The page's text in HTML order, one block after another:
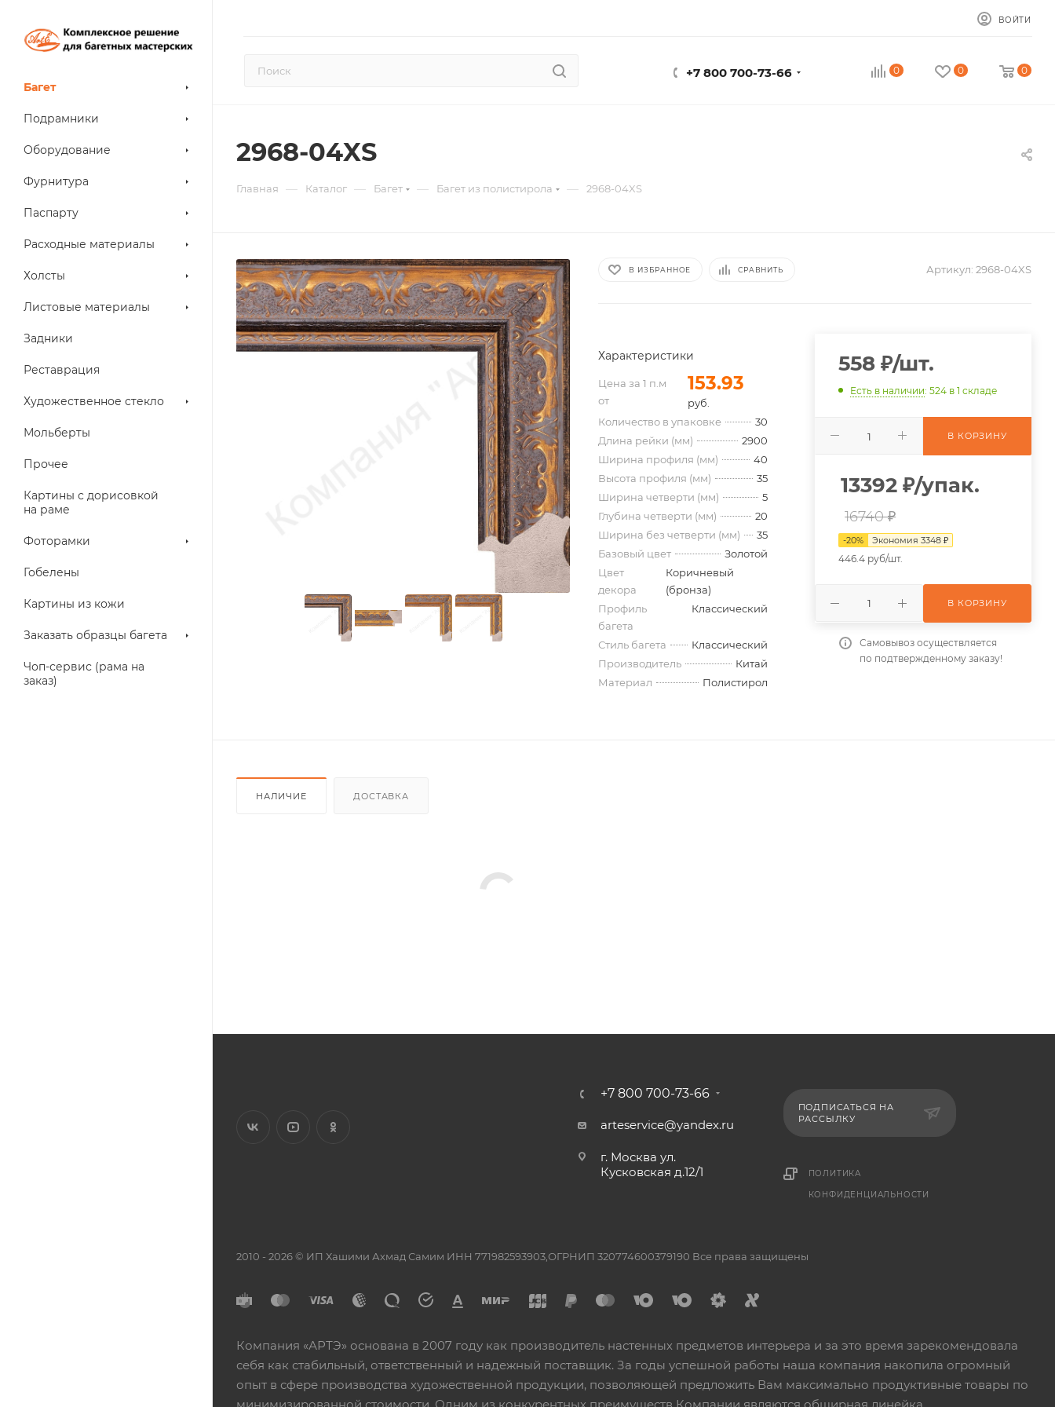
ВОЙТИ
+7 800 700-73-66 0 0 0
Багет
Подрамники
Оборудование
Фурнитура
Паспарту
Расходные материалы
Холсты
Листовые материалы
Задники
Реставрация
Художественное стекло
Мольберты
Прочее
Картины с дорисовкой
на раме
Фоторамки
Гобелены
Картины из кожи
Заказать образцы багета
Чоп-сервис (рама на
заказ)
2968-04XS
Главная — Каталог — Багет — Багет из полистирола — 2968-04XS
В ИЗБРАННОЕ СРАВНИТЬ Артикул: 2968-04XS
Характеристики
Цена за 1 п.м
от
153.93
руб.
Количество в упаковке
30
Длина рейки (мм)
2900
Ширина профиля (мм)
40
Высота профиля (мм)
35
Ширина четверти (мм)
5
Глубина четверти (мм)
20
Ширина без четверти (мм)
35
Базовый цвет
Золотой
Цвет
декора
Коричневый
(бронза)
Профиль
багета
Классический
Стиль багета
Классический
Производитель
Китай
Материал
Полистирол
558 ₽/шт.
Есть в наличии: 524 в 1 складе
В КОРЗИНУ
13392 ₽/упак.
16740 ₽
-20% Экономия3348 ₽
446.4 руб/шт.
В КОРЗИНУ
Самовывоз осуществляется
по подтвержденному заказу!
НАЛИЧИЕ ДОСТАВКА
+7 800 700-73-66
arteservice@yandex.ru
г. Москва ул.
Кусковская д.12/1
ПОДПИСАТЬСЯ НА
РАССЫЛКУ
ПОЛИТИКА
КОНФИДЕНЦИАЛЬНОСТИ
2010 - 2026 © ИП Хашими Ахмад Самим ИНН 771982593903,ОГРНИП 320774600379190 Все права защищены
Компания «АРТЭ» основана в 2007 году как производитель настенных предметов интерьера и за это время зарекомендовала
себя как стабильный, ответственный и надежный поставщик. За годы успешной работы наша компания накопила огромный
опыт в сфере производства художественной продукции, позволяющей предложить Вам максимально продуктивные товары по